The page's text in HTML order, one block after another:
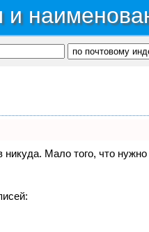
никуда. Мало того, что